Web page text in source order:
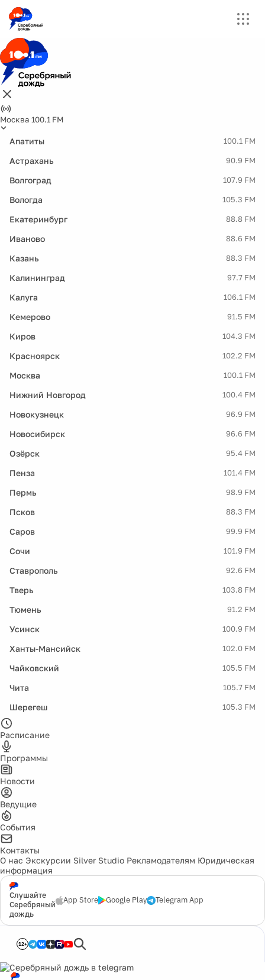
Москва 100.1 FM
Апатиты 100.1 FM
Астрахань 90.9 FM
Волгоград 107.9 FM
Вологда 105.3 FM
Екатеринбург 88.8 FM
Иваново 88.6 FM
Казань 88.3 FM
Калининград 97.7 FM
Калуга 106.1 FM
Кемерово 91.5 FM
Киров 104.3 FM
Красноярск 102.2 FM
Москва 100.1 FM
Нижний Новгород 100.4 FM
Новокузнецк 96.9 FM
Новосибирск 96.6 FM
Озёрск 95.4 FM
Пенза 101.4 FM
Пермь 98.9 FM
Псков 88.3 FM
Саров 99.9 FM
Сочи 101.9 FM
Ставрополь 92.6 FM
Тверь 103.8 FM
Тюмень 91.2 FM
Усинск 100.9 FM
Ханты-Мансийск 102.0 FM
Чайковский 105.5 FM
Чита 105.7 FM
Шерегеш 105.3 FM
Расписание
Программы
Новости
Ведущие
События
Контакты
О нас Экскурсии Silver Studio Рекламодателям Юридическая
информация
Слушайте
Серебряный
дождь
App Store Google Play Telegram App
12+